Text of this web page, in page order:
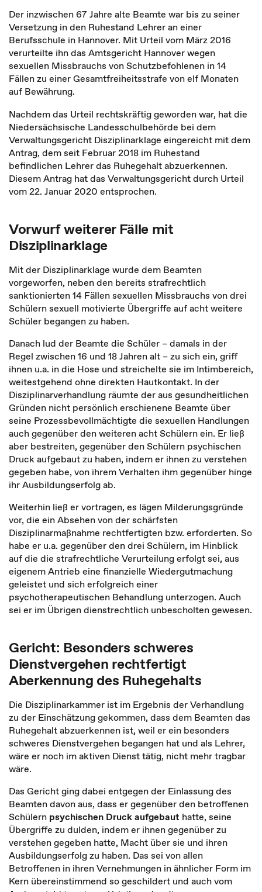
Der inzwischen 67 Jahre alte Beamte war bis zu seiner
Versetzung in den Ruhestand Lehrer an einer
Berufsschule in Hannover. Mit Urteil vom März 2016
verurteilte ihn das Amtsgericht Hannover wegen
sexuellen Missbrauchs von Schutzbefohlenen in 14
Fällen zu einer Gesamtfreiheitsstrafe von elf Monaten
auf Bewährung.
Nachdem das Urteil rechtskräftig geworden war, hat die
Niedersächsische Landesschulbehörde bei dem
Verwaltungsgericht Disziplinarklage eingereicht mit dem
Antrag, dem seit Februar 2018 im Ruhestand
befindlichen Lehrer das Ruhegehalt abzuerkennen.
Diesem Antrag hat das Verwaltungsgericht durch Urteil
vom 22. Januar 2020 entsprochen.
Vorwurf weiterer Fälle mit
Disziplinarklage
Mit der Disziplinarklage wurde dem Beamten
vorgeworfen, neben den bereits strafrechtlich
sanktionierten 14 Fällen sexuellen Missbrauchs von drei
Schülern sexuell motivierte Übergriffe auf acht weitere
Schüler begangen zu haben.
Danach lud der Beamte die Schüler – damals in der
Regel zwischen 16 und 18 Jahren alt – zu sich ein, griff
ihnen u.a. in die Hose und streichelte sie im Intimbereich,
weitestgehend ohne direkten Hautkontakt. In der
Disziplinarverhandlung räumte der aus gesundheitlichen
Gründen nicht persönlich erschienene Beamte über
seine Prozessbevollmächtigte die sexuellen Handlungen
auch gegenüber den weiteren acht Schülern ein. Er ließ
aber bestreiten, gegenüber den Schülern psychischen
Druck aufgebaut zu haben, indem er ihnen zu verstehen
gegeben habe, von ihrem Verhalten ihm gegenüber hinge
ihr Ausbildungserfolg ab.
Weiterhin ließ er vortragen, es lägen Milderungsgründe
vor, die ein Absehen von der schärfsten
Disziplinarmaßnahme rechtfertigten bzw. erforderten. So
habe er u.a. gegenüber den drei Schülern, im Hinblick
auf die die strafrechtliche Verurteilung erfolgt sei, aus
eigenem Antrieb eine finanzielle Wiedergutmachung
geleistet und sich erfolgreich einer
psychotherapeutischen Behandlung unterzogen. Auch
sei er im Übrigen dienstrechtlich unbescholten gewesen.
Gericht: Besonders schweres
Dienstvergehen rechtfertigt
Aberkennung des Ruhegehalts
Die Disziplinarkammer ist im Ergebnis der Verhandlung
zu der Einschätzung gekommen, dass dem Beamten das
Ruhegehalt abzuerkennen ist, weil er ein besonders
schweres Dienstvergehen begangen hat und als Lehrer,
wäre er noch im aktiven Dienst tätig, nicht mehr tragbar
wäre.
Das Gericht ging dabei entgegen der Einlassung des
Beamten davon aus, dass er gegenüber den betroffenen
Schülern psychischen Druck aufgebaut hatte, seine
Übergriffe zu dulden, indem er ihnen gegenüber zu
verstehen gegeben hatte, Macht über sie und ihren
Ausbildungserfolg zu haben. Das sei von allen
Betroffenen in ihren Vernehmungen in ähnlicher Form im
Kern übereinstimmend so geschildert und auch vom